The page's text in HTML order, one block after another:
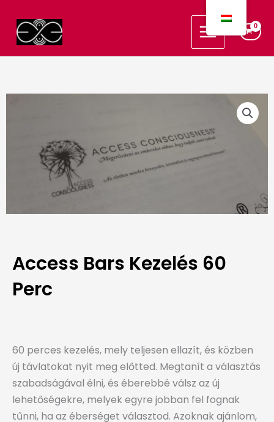
content
Main
Menu
Access Bars Kezelés 60
Perc
60 perces kezelés, mely teljesen ellazít, és közben
új távlatokat nyit meg előtted. Megtanít a választás
szabadságával élni, és éberebbé válsz az új
lehetőségekre, melyek egyre jobban fel fognak
tűnni, ha az éberséget választod. Azoknak ajánlom,